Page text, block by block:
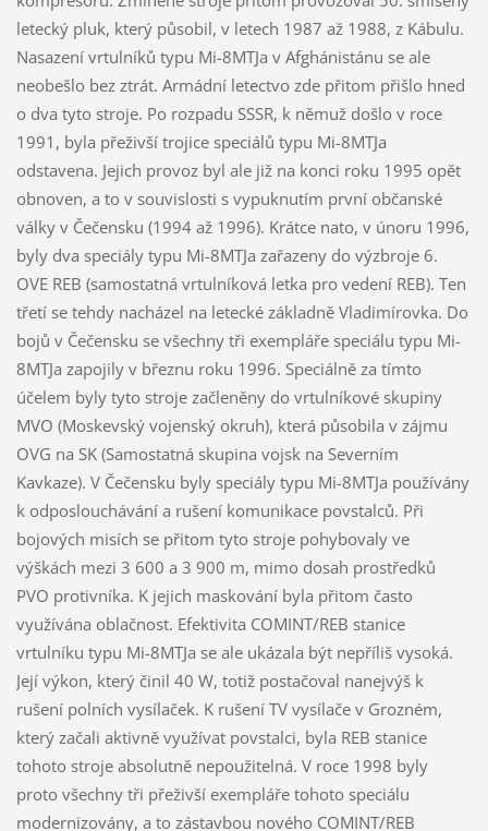
letecký pluk, který působil, v letech 1987 až 1988, z Kábulu.
Nasazení vrtulníků typu Mi-8MTJa v Afghánistánu se ale
neobešlo bez ztrát. Armádní letectvo zde přitom přišlo hned
o dva tyto stroje. Po rozpadu SSSR, k němuž došlo v roce
1991, byla přeživší trojice speciálů typu Mi-8MTJa
odstavena. Jejich provoz byl ale již na konci roku 1995 opět
obnoven, a to v souvislosti s vypuknutím první občanské
války v Čečensku (1994 až 1996). Krátce nato, v únoru 1996,
byly dva speciály typu Mi-8MTJa zařazeny do výzbroje 6.
OVE REB (samostatná vrtulníková letka pro vedení REB). Ten
třetí se tehdy nacházel na letecké základně Vladimírovka. Do
bojů v Čečensku se všechny tři exempláře speciálu typu Mi-
8MTJa zapojily v březnu roku 1996. Speciálně za tímto
účelem byly tyto stroje začleněny do vrtulníkové skupiny
MVO (Moskevský vojenský okruh), která působila v zájmu
OVG na SK (Samostatná skupina vojsk na Severním
Kavkaze). V Čečensku byly speciály typu Mi-8MTJa používány
k odposlouchávání a rušení komunikace povstalců. Při
bojových misích se přitom tyto stroje pohybovaly ve
výškách mezi 3 600 a 3 900 m, mimo dosah prostředků
PVO protivníka. K jejich maskování byla přitom často
využívána oblačnost. Efektivita COMINT/REB stanice
vrtulníku typu Mi-8MTJa se ale ukázala být nepříliš vysoká.
Její výkon, který činil 40 W, totiž postačoval nanejvýš k
rušení polních vysílaček. K rušení TV vysílače v Grozném,
který začali aktivně využívat povstalci, byla REB stanice
tohoto stroje absolutně nepoužitelná. V roce 1998 byly
proto všechny tři přeživší exempláře tohoto speciálu
modernizovány, a to zástavbou nového COMINT/REB